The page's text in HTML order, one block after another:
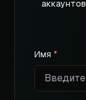
аккаунтов
Имя *